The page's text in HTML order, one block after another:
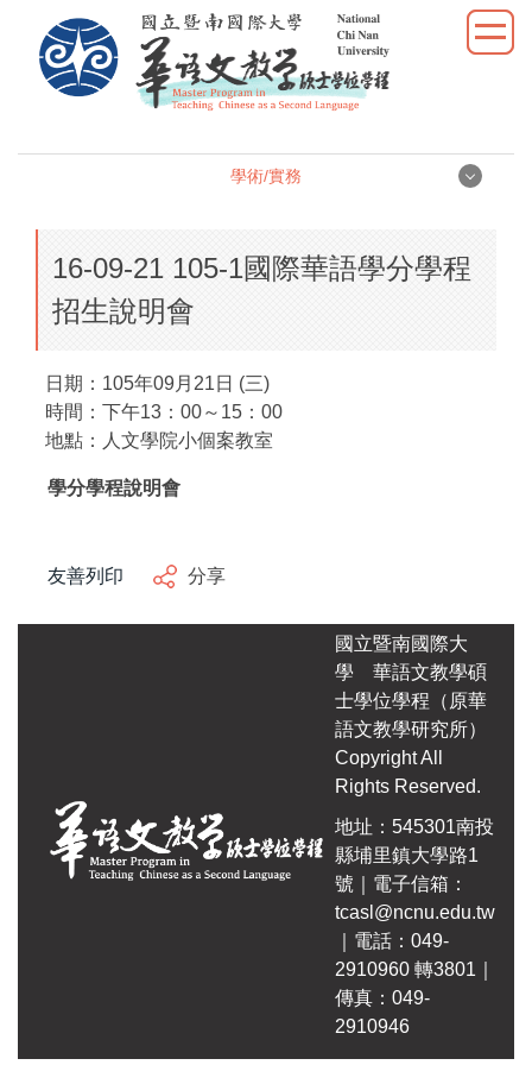
容
學術/實務
學位論文
教學實習
自編教材
16-09-21 105-1國際華語學分學程
招生說明會
日期：105年09月21日 (三)
時間：下午13：00～15：00
地點：人文學院小個案教室
學分學程說明會
友善列印 分享
國立暨南國際大
學 華語文教學碩
士學位學程（原華
語文教學研究所）
Copyright All
Rights Reserved.
地址：545301南投
縣埔里鎮大學路1
號｜電子信箱：
tcasl@ncnu.edu.tw
｜電話：049-
2910960 轉3801｜
傳真：049-
2910946